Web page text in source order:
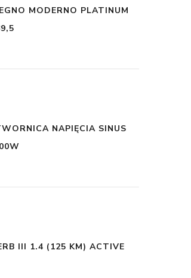
MODERNO PLATINUM
NAPIĘCIA SINUS
III 1.4 (125 KM) ACTIVE